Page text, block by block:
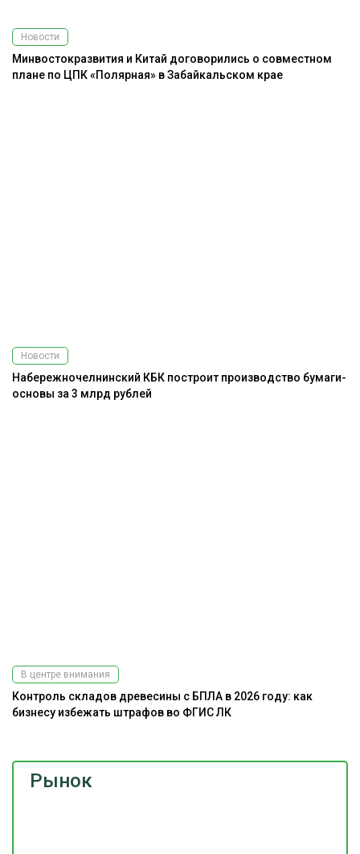
Рынок
Новости
Минвостокразвития и Китай договорились о совместном
плане по ЦПК «Полярная» в Забайкальском крае
Новости
Набережночелнинский КБК построит производство бумаги-
основы за 3 млрд рублей
В центре внимания
Контроль складов древесины с БПЛА в 2026 году: как
бизнесу избежать штрафов во ФГИС ЛК